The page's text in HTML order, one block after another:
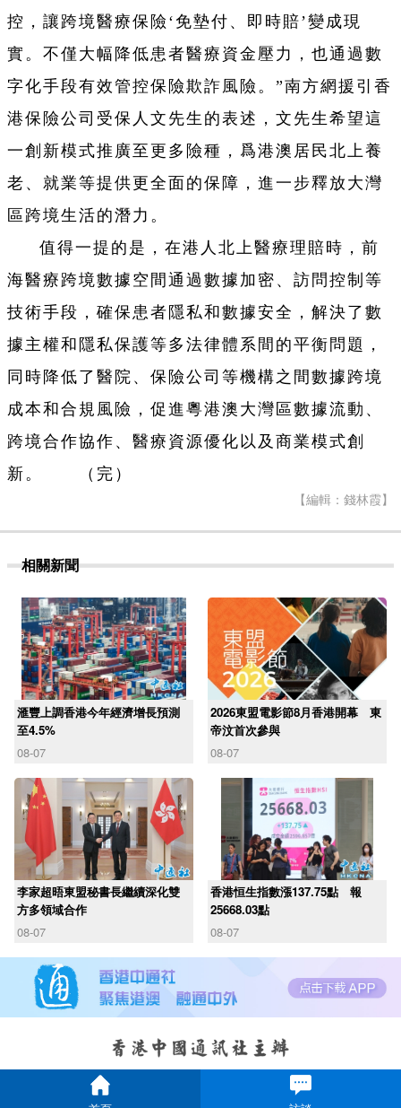
控，讓跨境醫療保險‘免墊付、即時賠’變成現
實。不僅大幅降低患者醫療資金壓力，也通過數
字化手段有效管控保險欺詐風險。”南方網援引香
港保險公司受保人文先生的表述，文先生希望這
一創新模式推廣至更多險種，爲港澳居民北上養
老、就業等提供更全面的保障，進一步釋放大灣
區跨境生活的潛力。
值得一提的是，在港人北上醫療理賠時，前
海醫療跨境數據空間通過數據加密、訪問控制等
技術手段，確保患者隱私和數據安全，解決了數
據主權和隱私保護等多法律體系間的平衡問題，
同時降低了醫院、保險公司等機構之間數據跨境
成本和合規風險，促進粵港澳大灣區數據流動、
跨境合作協作、醫療資源優化以及商業模式創
新。 （完）
【編輯：錢林霞】
相關新聞
滙豐上調香港今年經濟增長預測
至4.5%
08-07
2026東盟電影節8月香港開幕 東
帝汶首次參與
08-07
李家超晤東盟秘書長繼續深化雙
方多領域合作
08-07
香港恒生指數漲137.75點 報
25668.03點
08-07